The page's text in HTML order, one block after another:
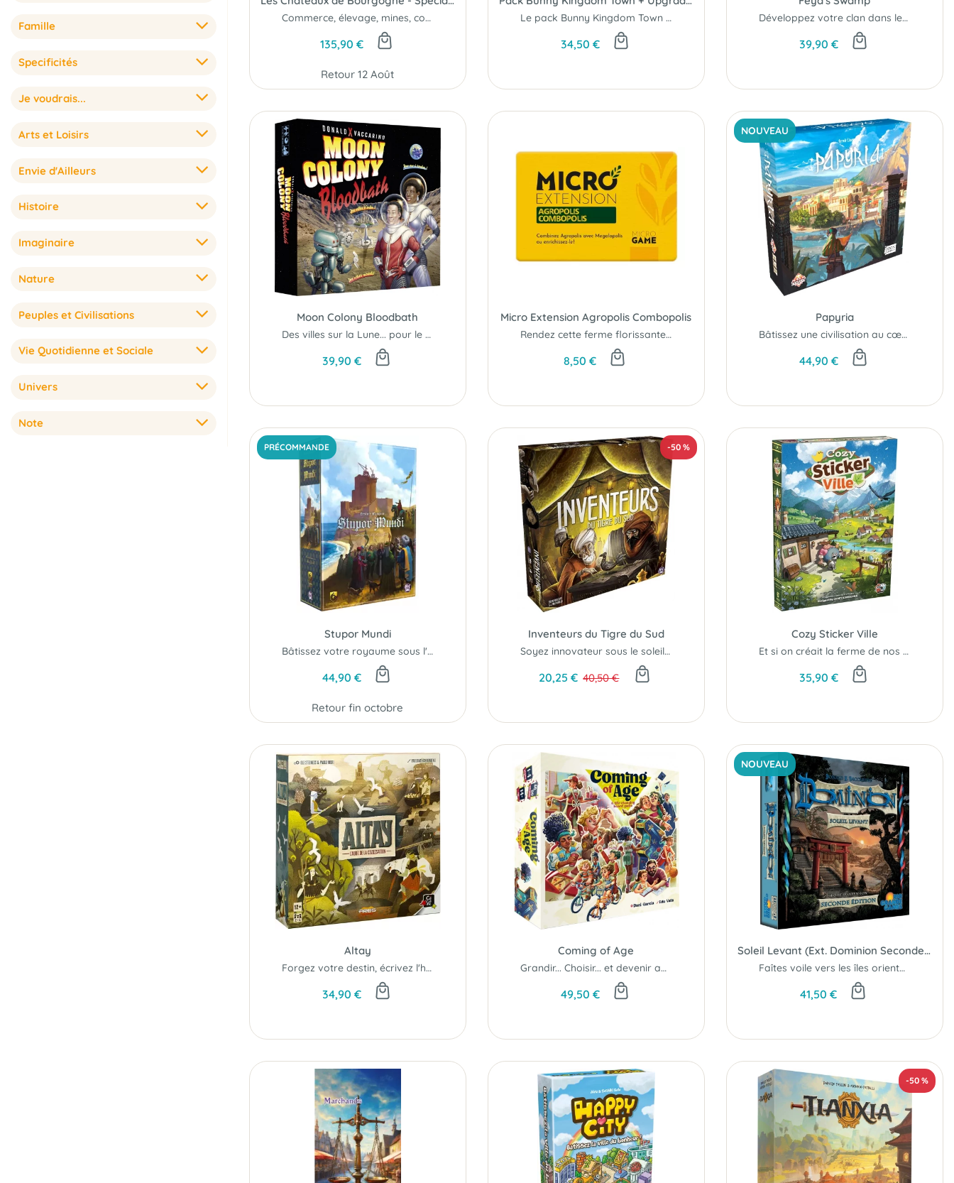
Famille
Specificités
Je voudrais...
Arts et Loisirs
Envie d'Ailleurs
Histoire
Imaginaire
Nature
Peuples et Civilisations
Vie Quotidienne et Sociale
Univers
Note
Commerce, élevage, mines, construction de villes…explorez de nombreuses...
135,90 €
Retour 12 Août
Le pack Bunny Kingdom Town pour une lapinopole encore plus majestueuse !
34,50 €
Développez votre clan dans le marais mystique de Feya !
39,90 €
Moon Colony Bloodbath
Des villes sur la Lune... pour le meilleur et pour le pire !
39,90 €
Micro Extension Agropolis Combopolis
Rendez cette ferme florissante...
8,50 €
NOUVEAU
Papyria
Bâtissez une civilisation au cœur de la Mésopotamie...
44,90 €
PRÉCOMMANDE
Stupor Mundi
Bâtissez votre royaume sous l'égide de Frédéric II...
44,90 €
Retour fin octobre
-50 %
Inventeurs du Tigre du Sud
Soyez innovateur sous le soleil de l'orient...!
20,25 € 40,50 €
Cozy Sticker Ville
Et si on créait la ferme de nos rêves ?
35,90 €
Altay
Forgez votre destin, écrivez l'histoire...
34,90 €
Coming of Age
Grandir... Choisir... et devenir adulte !
49,50 €
NOUVEAU
Soleil Levant (Ext. Dominion Seconde Édition)
Faîtes voile vers les îles orientales...
41,50 €
-50 %